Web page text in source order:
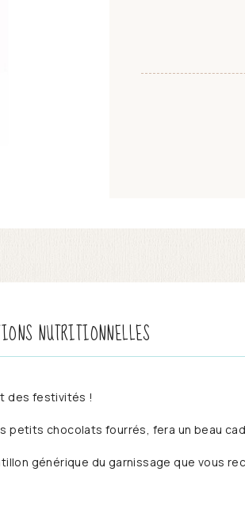
NUTRITIONNELLES
des festivités !
petits chocolats fourrés, fera un beau
générique du garnissage que vous